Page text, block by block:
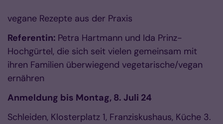
vegane Rezepte aus der Praxis
Referentin: Petra Hartmann und Ida Prinz-
Hochgürtel, die sich seit vielen gemeinsam mit
ihren Familien überwiegend vegetarische/vegan
ernähren
Anmeldung bis Montag, 8. Juli 24
Schleiden, Klosterplatz 1, Franziskushaus, Küche 3.